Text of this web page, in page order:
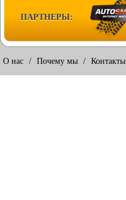
ПАРТНЕРЫ:
О нас / Почему мы / Контакты